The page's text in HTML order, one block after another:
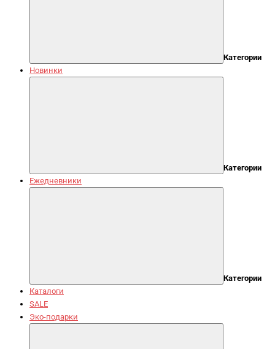
Категории
Новинки
Категории
Ежедневники
Категории
Каталоги
SALE
Эко-подарки